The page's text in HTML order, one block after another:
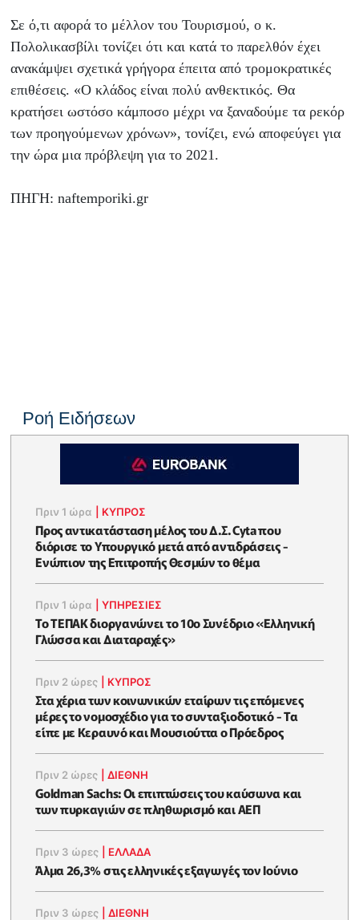
Σε ό,τι αφορά το μέλλον του Τουρισμού, ο κ.
Πολολικασβίλι τονίζει ότι και κατά το παρελθόν έχει
ανακάμψει σχετικά γρήγορα έπειτα από τρομοκρατικές
επιθέσεις. «Ο κλάδος είναι πολύ ανθεκτικός. Θα
κρατήσει ωστόσο κάμποσο μέχρι να ξαναδούμε τα ρεκόρ
των προηγούμενων χρόνων», τονίζει, ενώ αποφεύγει για
την ώρα μια πρόβλεψη για το 2021.
ΠΗΓΗ: naftemporiki.gr
Ροή Ειδήσεων
Πριν 1 ώρα ΚΥΠΡΟΣ
Προς αντικατάσταση μέλος του Δ.Σ. Cyta που
διόρισε το Υπουργικό μετά από αντιδράσεις -
Ενώπιον της Επιτροπής Θεσμών το θέμα
Πριν 1 ώρα |ΥΠΗΡΕΣΙΕΣ
Το ΤΕΠΑΚ διοργανώνει το 10ο Συνέδριο «Ελληνική
Γλώσσα και Διαταραχές»
Πριν 2 ώρες ΚΥΠΡΟΣ
Στα χέρια των κοινωνικών εταίρων τις επόμενες
μέρες το νομοσχέδιο για το συνταξιοδοτικό - Τα
είπε με Κεραυνό και Μουσιούττα ο Πρόεδρος
Πριν 2 ώρες |ΔΙΕΘΝΗ
Goldman Sachs: Οι επιπτώσεις του καύσωνα και
των πυρκαγιών σε πληθωρισμό και ΑΕΠ
Πριν 3 ώρες ΕΛΛΆΔΑ
Άλμα 26,3% στις ελληνικές εξαγωγές τον Ιούνιο
Πριν 3 ώρες |ΔΙΕΘΝΗ